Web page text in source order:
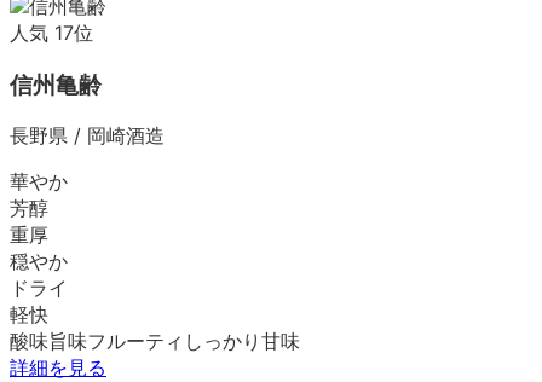
人気 17位
信州亀齢
長野県 / 岡崎酒造
華やか
芳醇
重厚
穏やか
ドライ
軽快
酸味旨味フルーティ しっかり 甘味
詳細を見る